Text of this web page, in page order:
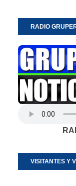
RADIO
VISITANTES Y